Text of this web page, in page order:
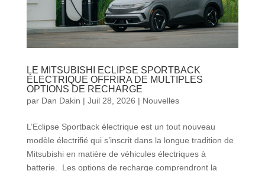
LE MITSUBISHI ECLIPSE SPORTBACK
ÉLECTRIQUE OFFRIRA DE MULTIPLES
OPTIONS DE RECHARGE
par Dan Dakin | Juil 28, 2026 | Nouvelles
L’Eclipse Sportback électrique est un tout nouveau
modèle électrifié qui s’inscrit dans la longue tradition de
Mitsubishi en matière de véhicules électriques à
batterie. Les options de recharge comprendront la